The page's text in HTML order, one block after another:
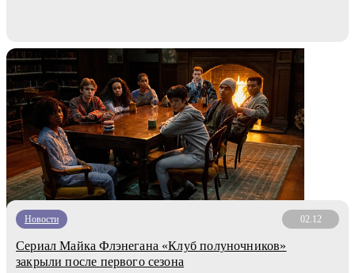
Новости 02.12
Сериал Майка Флэнегана «Клуб полуночников»
закрыли после первого сезона